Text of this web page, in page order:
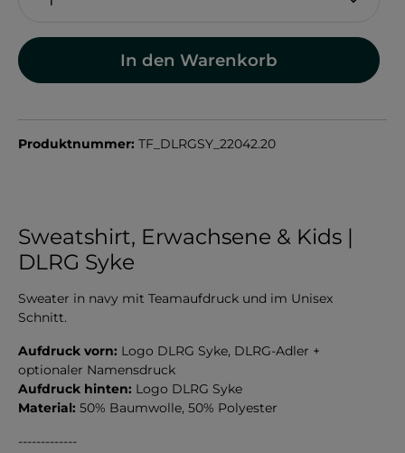
In den Warenkorb
Produktnummer: TF_DLRGSY_22042.20
Sweatshirt, Erwachsene & Kids |
DLRG Syke
Sweater in navy mit Teamaufdruck und im Unisex
Schnitt.
Aufdruck vorn: Logo DLRG Syke, DLRG-Adler +
optionaler Namensdruck
Aufdruck hinten: Logo DLRG Syke
Material: 50% Baumwolle, 50% Polyester
-------------